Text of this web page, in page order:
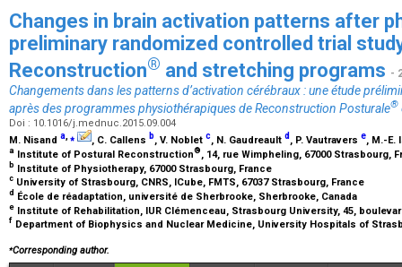
Changes in brain activation patterns after
preliminary randomized controlled trial
Reconstruction® and stretching programs -
Changements dans les patterns d’activation cérébraux : une étude
après des programmes physiothérapiques de Reconstruction Posturale®
Doi : 10.1016/j.mednuc.2015.09.004
M. Nisand a,⁎ , C. Callens b, V. Noblet c, N. Gaudreault d , P. Vautravers e, M.-E.
a Institute of Postural Reconstruction® , 14, rue Wimpheling, 67000 Strasbourg,
b Institute of Physiotherapy, 67000 Strasbourg, France
c University of Strasbourg, CNRS, ICube, FMTS, 67037 Strasbourg, France
d École de réadaptation, université de Sherbrooke, Sherbrooke, Canada
e Institute of Rehabilitation, IUR Clémenceau, Strasbourg University, 45,
f Department of Biophysics and Nuclear Medicine, University Hospitals of
⁎Corresponding author.